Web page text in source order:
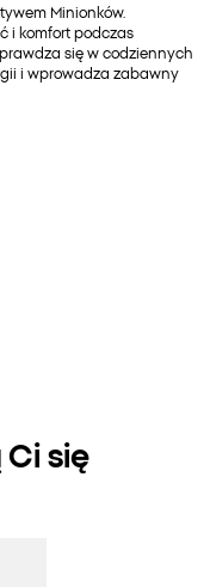
Minionków.
i komfort podczas
się w codziennych
i wprowadza zabawny
się